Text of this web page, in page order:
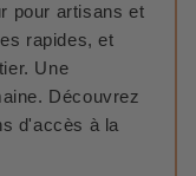
pour artisans et
rapides, et
Une
Découvrez
d'accès à la